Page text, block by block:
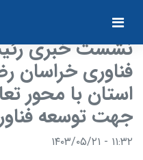
نشست خبری
فناوری خراسان
استان با محور
جهت توسعه
۱۱:۳۲ - ۱۴۰۳/۰۵/۲۱